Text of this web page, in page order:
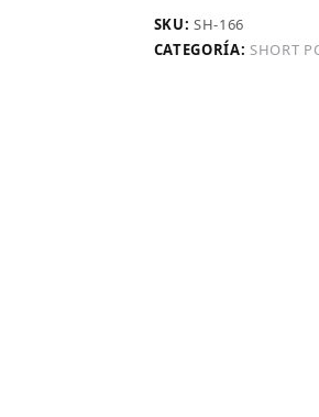
Nevado
cantidad
SKU:SH-166
CATEGORÍA: SHORT